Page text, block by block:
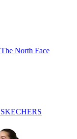
The North Face
SKECHERS